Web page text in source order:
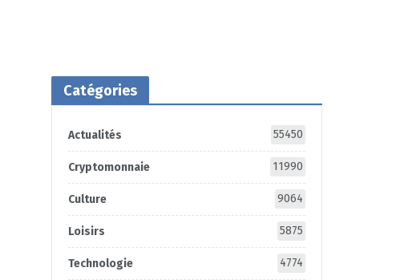
Catégories
Actualités 55450
Cryptomonnaie 11990
Culture 9064
Loisirs 5875
Technologie 4774